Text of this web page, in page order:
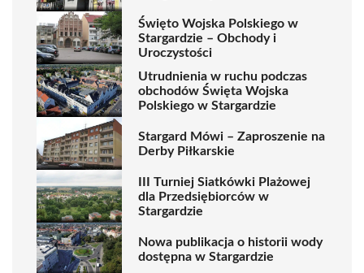
Święto Wojska Polskiego w
Stargardzie – Obchody i
Uroczystości
Utrudnienia w ruchu podczas
obchodów Święta Wojska
Polskiego w Stargardzie
Stargard Mówi – Zaproszenie na
Derby Piłkarskie
III Turniej Siatkówki Plażowej
dla Przedsiębiorców w
Stargardzie
Nowa publikacja o historii wody
dostępna w Stargardzie